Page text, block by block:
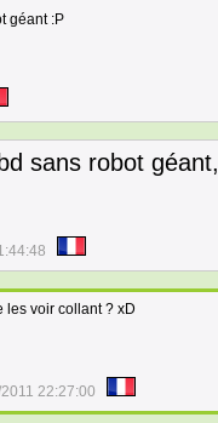
géant :P
sans robot
les voir collant ? xD
22:27:00